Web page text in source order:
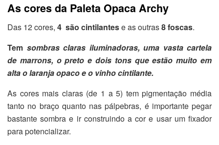
As cores da Paleta Opaca Archy
Das 12 cores, 4 são cintilantese as outras8 foscas.
Tem sombras claras iluminadoras, uma vasta cartela
de marrons, o preto e dois tons que estão muito em
alta o laranja opaco e o vinho cintilante.
As cores mais claras (de 1 a 5) tem pigmentação média
tanto no braço quanto nas pálpebras, é importante pegar
bastante sombra e ir construindo a cor e usar um fixador
para potencializar.